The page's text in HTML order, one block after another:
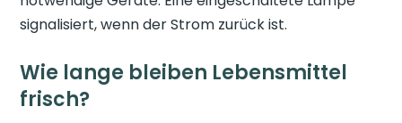
signalisiert, wenn der Strom zurück ist.
Wie lange bleiben Lebensmittel
frisch?